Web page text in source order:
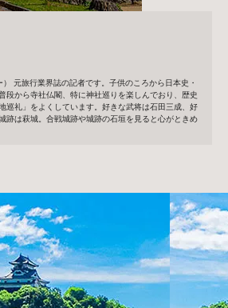
元旅行業界誌の記者です。子供のころから日本史・
段から寺社仏閣、特に神社巡りを楽しんでおり、歴史
巡礼」をよくしています。好きな武将は石田三成、好
跡は萩城。合戦城跡や城跡の石垣を見ると心がときめ